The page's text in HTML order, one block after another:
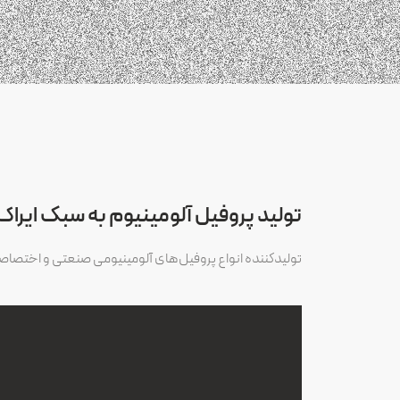
تولید پروفیل‌ آلومینیوم به سبک
تولیدکننده انواع پروفیل‌های آلومینیومی صنعتی و